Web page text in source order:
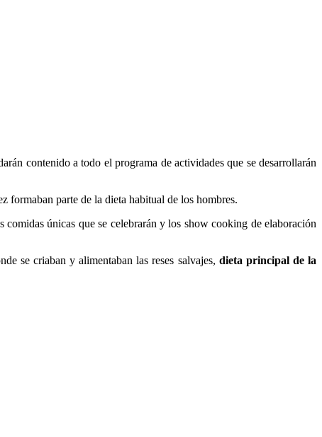
contenido a todo el programa de actividades que se desarrollarán
formaban parte de la dieta habitual de los hombres.
únicas que se celebrarán y los show cooking de elaboración
se criaban y alimentaban las reses salvajes, dieta principal de la